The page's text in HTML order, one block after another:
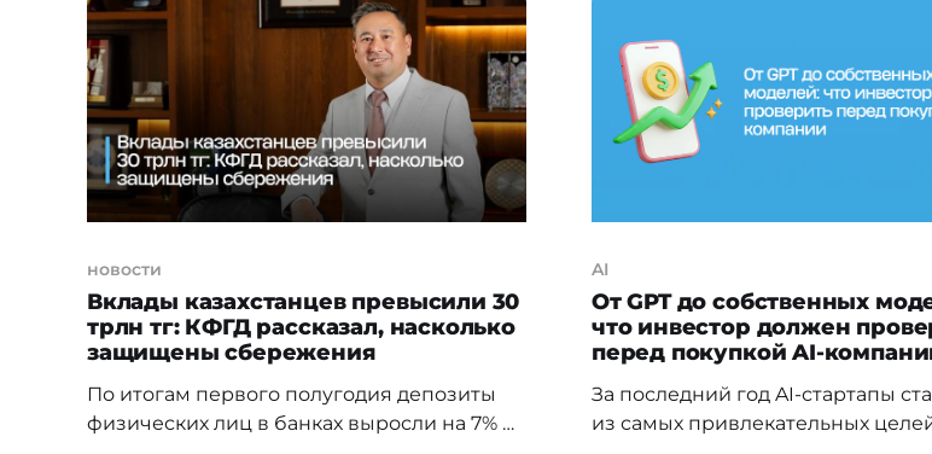
новости
Вклады казахстанцев превысили 30
трлн тг: КФГД рассказал, насколько
защищены сбережения
По итогам первого полугодия депозиты
физических лиц в банках выросли на 7% и
AI
От GPT до собственных
что инвестор должен
перед покупкой AI-
За последний год AI-стартапы
из самых привлекательных